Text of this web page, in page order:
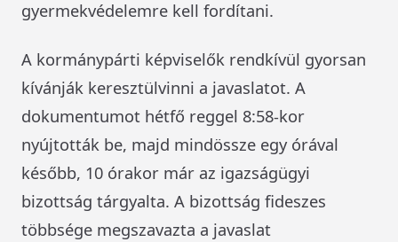
gyermekvédelemre kell fordítani.
A kormánypárti képviselők rendkívül gyorsan
kívánják keresztülvinni a javaslatot. A
dokumentumot hétfő reggel 8:58-kor
nyújtották be, majd mindössze egy órával
később, 10 órakor már az igazságügyi
bizottság tárgyalta. A bizottság fideszes
többsége megszavazta a javaslat